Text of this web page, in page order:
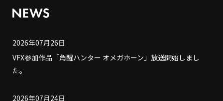
2026年07月26日
VFX参加作品「角醒ハンター オメガホーン」放送開始しまし
た。
2026年07月24日